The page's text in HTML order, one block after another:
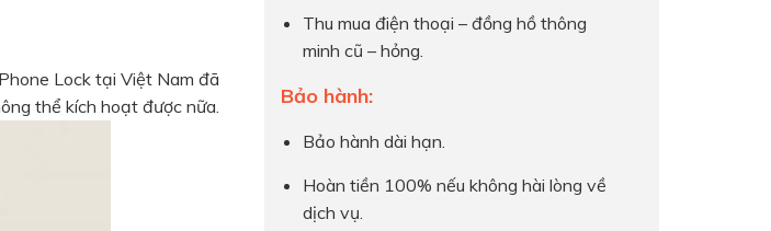
Lock tại Việt Nam đã
thể kích hoạt được nữa.
Thu mua điện thoại – đồng hồ thông
minh cũ – hỏng.
Bảo hành:
Bảo hành dài hạn.
Hoàn tiền 100% nếu không hài lòng về
dịch vụ.